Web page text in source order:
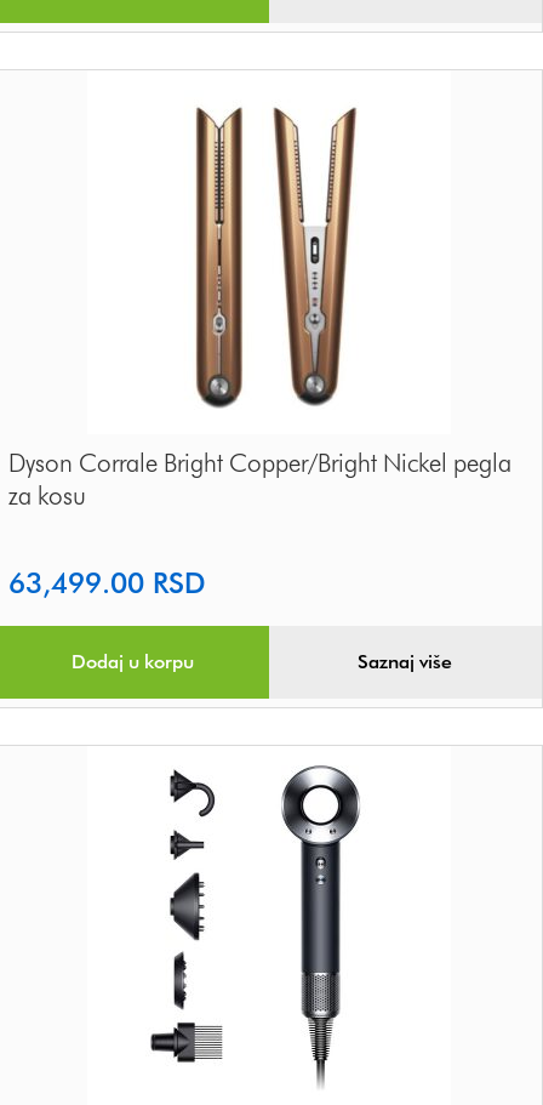
Dyson Corrale Bright Copper/Bright Nickel pegla
za kosu
63,499.00 RSD
Dodaj u korpu Saznaj više